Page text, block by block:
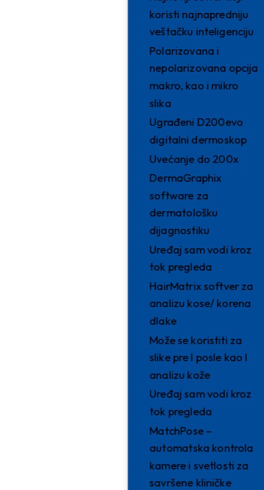
koristi najnapredniju
veštačku inteligenciju
Polarizovana i
nepolarizovana opcija
makro, kao i mikro
slika
Ugrađeni D200evo
digitalni dermoskop
Uvećanje do 200x
DermaGraphix
software za
dermatološku
dijagnostiku
Uređaj sam vodi kroz
tok pregleda
HairMatrix softver za
analizu kose/ korena
dlake
Može se koristiti za
slike pre I posle kao I
analizu kože
Uređaj sam vodi kroz
tok pregleda
MatchPose –
automatska kontrola
kamere i svetlosti za
savršene kliničke